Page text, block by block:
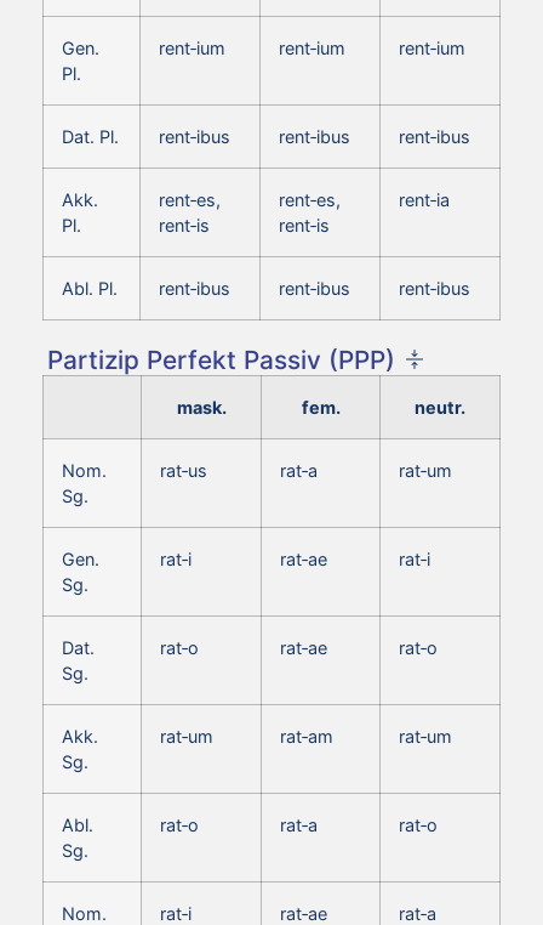
Gen.
Pl.
rent‑ium rent‑ium rent‑ium
Dat. Pl. rent‑ibus rent‑ibus rent‑ibus
Akk.
Pl.
rent‑es,
rent‑is
rent‑es,
rent‑is
rent‑ia
Abl. Pl. rent‑ibus rent‑ibus rent‑ibus
Partizip Perfekt Passiv (PPP)
mask. fem. neutr.
Nom.
Sg.
rat‑us rat‑a rat‑um
Gen.
Sg.
rat‑i rat‑ae rat‑i
Dat.
Sg.
rat‑o rat‑ae rat‑o
Akk.
Sg.
rat‑um rat‑am rat‑um
Abl.
Sg.
rat‑o rat‑a rat‑o
Nom.
rat‑i rat‑ae rat‑a